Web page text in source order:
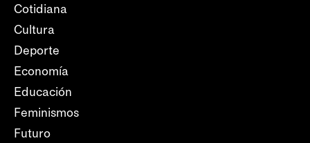
Cotidiana
Cultura
Deporte
Economía
Educación
Feminismos
Futuro